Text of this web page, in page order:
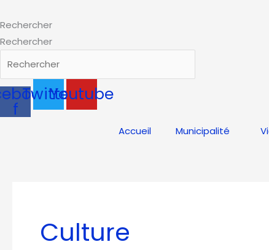
au
contenu
Rechercher
Rechercher
f
TwitterYoutube
Accueil Municipalité
Culture